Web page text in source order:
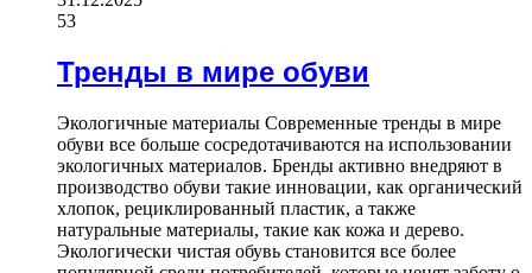
53
Тренды в мире обуви
Экологичные материалы Современные тренды в мире
обуви все больше сосредотачиваются на использовании
экологичных материалов. Бренды активно внедряют в
производство обуви такие инновации, как органический
хлопок, рециклированный пластик, а также
натуральные материалы, такие как кожа и дерево.
Экологически чистая обувь становится все более